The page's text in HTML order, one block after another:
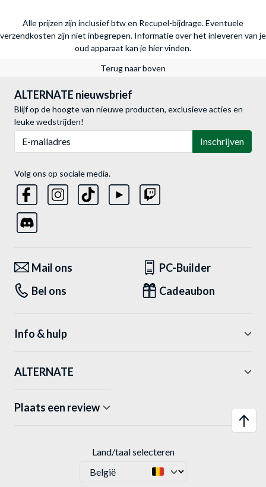
Alle prijzen zijn inclusief btw en Recupel-bijdrage. Eventuele
verzendkosten zijn niet inbegrepen. Informatie over het inleveren van je
oud apparaat kan je hier vinden.
Terug naar boven
ALTERNATE nieuwsbrief
Blijf op de hoogte van nieuwe producten, exclusieve acties en
leuke wedstrijden!
Inschrijven
Volg ons op sociale media.
Mail ons
PC-Builder
Bel ons
Cadeaubon
Info & hulp
ALTERNATE
Plaats een review
Land/taal selecteren